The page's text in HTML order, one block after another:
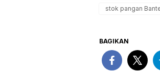
stok pangan
BAGIKAN